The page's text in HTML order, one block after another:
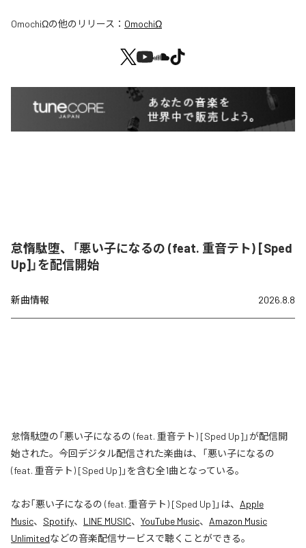
OmochiΩの他のリリース： OmochiΩ
怠惰駄堕、「悪い子になるの (feat. 重音テト) [Sped
Up]」を配信開始
新曲情報 2026.8.8
怠惰駄堕の「悪い子になるの (feat. 重音テト) [Sped Up]」が配信開
始された。今回デジタル配信された楽曲は、「悪い子になるの
(feat. 重音テト) [Sped Up]」を含む全1曲となっている。
なお「悪い子になるの (feat. 重音テト) [Sped Up] 」は、 Apple
Music、 Spotify、 LINE MUSIC、 YouTube Music、 Amazon Music
Unlimitedなどの音楽配信サービスで聴くことができる。